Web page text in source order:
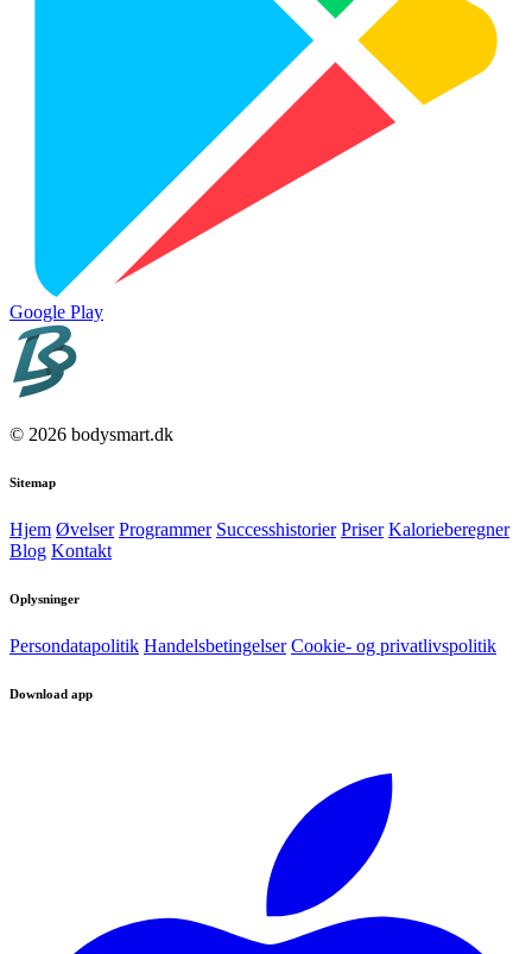
Google Play
© 2026 bodysmart.dk
Sitemap
Hjem Øvelser Programmer Successhistorier Priser Kalorieberegner
Blog Kontakt
Oplysninger
Persondatapolitik Handelsbetingelser Cookie- og privatlivspolitik
Download app